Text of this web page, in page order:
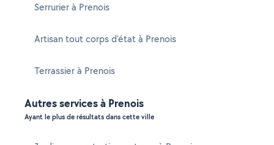
Serrurier à Prenois
Artisan tout corps d'état à Prenois
Terrassier à Prenois
Autres services à Prenois
Ayant le plus de résultats dans cette ville